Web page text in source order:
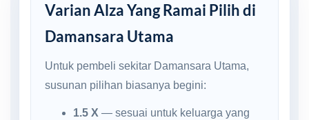
Varian Alza Yang Ramai Pilih di
Damansara Utama
Untuk pembeli sekitar Damansara Utama,
susunan pilihan biasanya begini:
1.5 X — sesuai untuk keluarga yang